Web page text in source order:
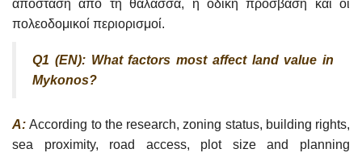
απόσταση από τη θάλασσα, η οδική πρόσβαση και οι
πολεοδομικοί περιορισμοί.
Q1 (EN): What factors most affect land value in
Mykonos?
A:According to the research, zoning status, building rights,
sea proximity, road access, plot size and planning